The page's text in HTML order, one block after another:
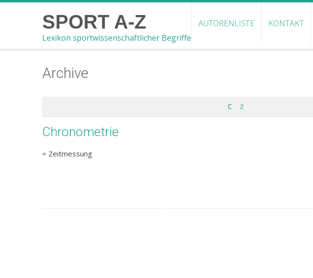
SPORT A-Z
Lexikon sportwissenschaftlicher Begriffe
AUTORENLISTE KONTAKT
Archive
C Z
Chronometrie
= Zeitmessung